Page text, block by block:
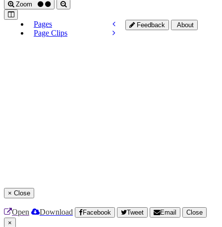
Zoom
Pages
Page Clips
Feedback About
× Close
Open Download Facebook Tweet Email
Close
×